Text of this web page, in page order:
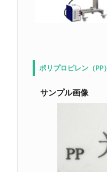
ポリプロピレン（PP）
サンプル画像